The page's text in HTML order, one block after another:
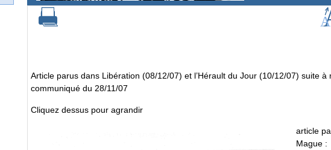
Article parus dans Libération (08/12/07) et l’Hérault du Jour (10/12/07) suite à
communiqué du 28/11/07
Cliquez dessus pour agrandir
article
Mague :